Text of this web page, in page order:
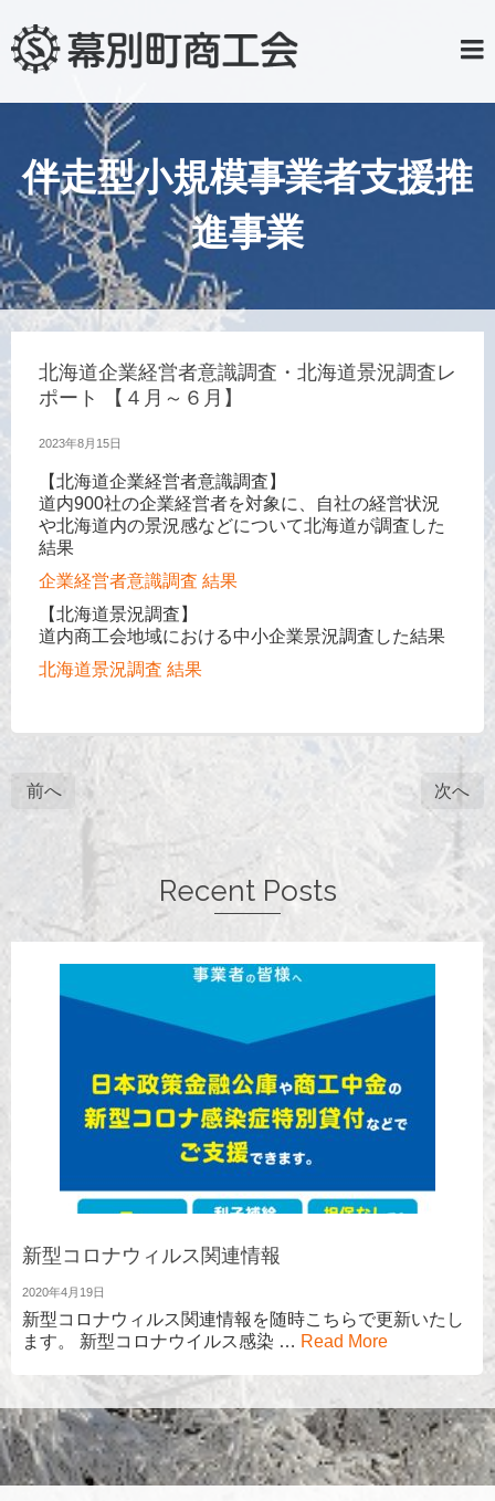
伴走型小規模事業者支援推
進事業
北海道企業経営者意識調査・北海道景況調査レ
ポート 【４月～６月】
2023年8月15日
【北海道企業経営者意識調査】
道内900社の企業経営者を対象に、自社の経営状況
や北海道内の景況感などについて北海道が調査した
結果
企業経営者意識調査 結果
【北海道景況調査】
道内商工会地域における中小企業景況調査した結果
北海道景況調査 結果
前へ 次へ
Recent Posts
新型コロナウィルス関連情報
2020年4月19日
新型コロナウィルス関連情報を随時こちらで更新いたし
ます。 新型コロナウイルス感染 … Read More